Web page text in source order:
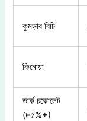
কুমড়ার বিচি
কিনোয়া
ডার্ক চকোলেট
(৮৫%+)